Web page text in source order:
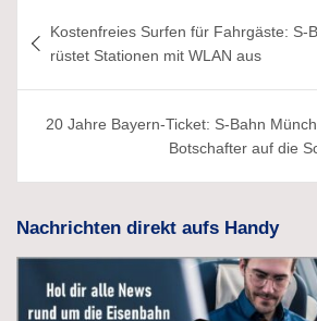
Kostenfreies Surfen für Fahrgäste: S-
rüstet Stationen mit WLAN aus
20 Jahre Bayern-Ticket: S-Bahn
Botschafter auf die
Nachrichten direkt aufs Handy